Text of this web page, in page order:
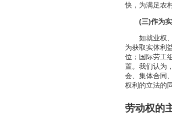
快，为满足农
(三)作为
如就业权、
为获取实体利
位；国际劳工
置。我们认为
会、集体合同
权利的立法的
劳动权的